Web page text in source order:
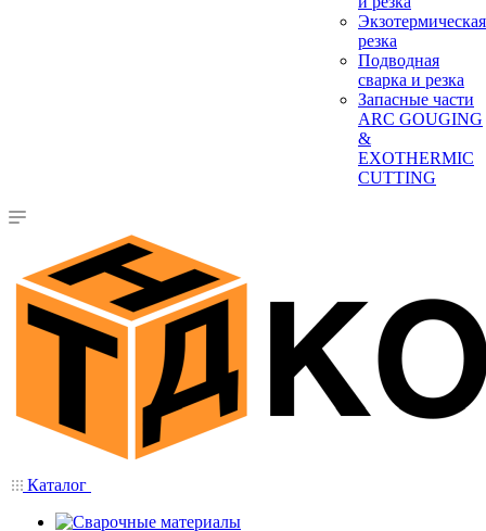
Экзотермическая
резка
Подводная
сварка и резка
Запасные части
ARC GOUGING
&
EXOTHERMIC
CUTTING
Каталог